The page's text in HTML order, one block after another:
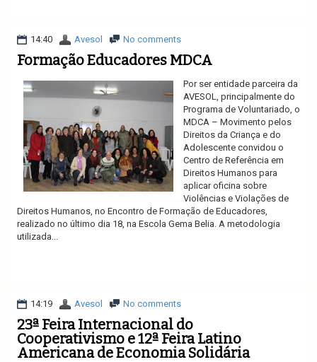
14:40 Avesol No comments
Formação Educadores MDCA
Por ser entidade parceira da
AVESOL, principalmente do
Programa de Voluntariado, o
MDCA – Movimento pelos
Direitos da Criança e do
Adolescente convidou o
Centro de Referência em
Direitos Humanos para
aplicar oficina sobre
Violências e Violações de
Direitos Humanos, no Encontro de Formação de Educadores,
realizado no último dia 18, na Escola Gema Belia. A metodologia
utilizada...
14:19 Avesol No comments
23ª Feira Internacional do
Cooperativismo e 12ª Feira Latino
Americana de Economia Solidária